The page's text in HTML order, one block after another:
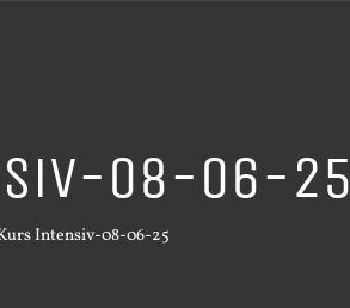
08-06-25
Intensiv-08-06-25